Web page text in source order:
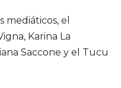
mediáticos, el
Karina La
Saccone y el Tucu